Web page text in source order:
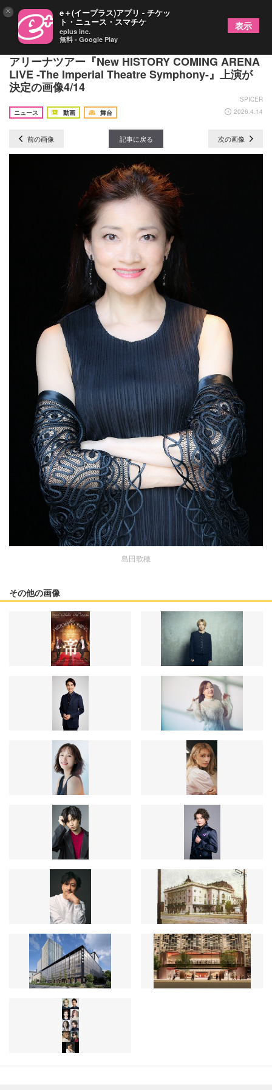
堂本光一＆井上芳雄出演、日本ミュージカル界初の
アリーナツアー『New HISTORY COMING ARENA
LIVE -The Imperial Theatre Symphony-』上演が
決定の画像4/14
SPICER
ニュース
動画 舞台 2026.4.14
前の画像 記事に戻る 次の画像
島田歌穂
その他の画像
× e＋(イープラス)アプリ - チケッ
ト・ニュース・スマチケ
eplus inc.
無料 - Google Play
表示